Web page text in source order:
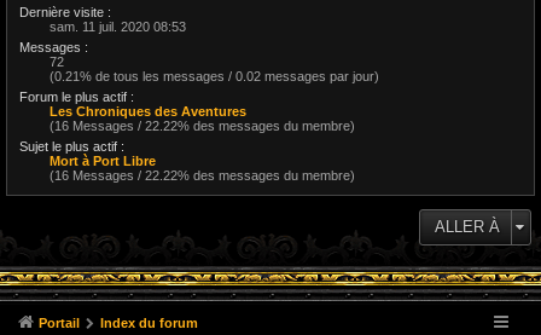
Dernière visite :
sam. 11 juil. 2020 08:53
Messages :
72
(0.21% de tous les messages / 0.02 messages par jour)
Forum le plus actif :
Les Chroniques des Aventures
(16 Messages / 22.22% des messages du membre)
Sujet le plus actif :
Mort à Port Libre
(16 Messages / 22.22% des messages du membre)
ALLER À
Portail Index du forum